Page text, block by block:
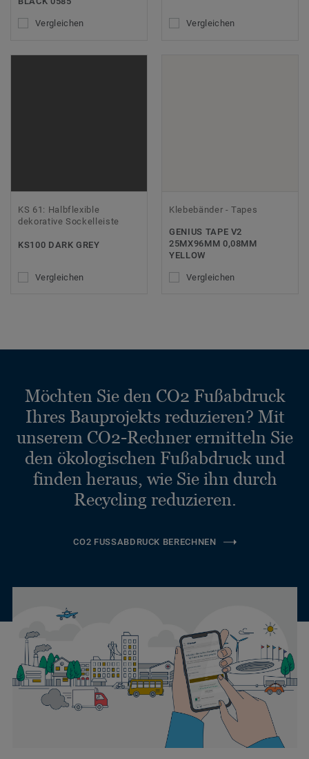
Vergleichen Vergleichen
KS 61: Halbflexible
dekorative Sockelleiste
KS100 DARK GREY
Vergleichen
Klebebänder - Tapes
GENIUS TAPE V2
25MX96MM 0,08MM
YELLOW
Vergleichen
Möchten Sie den CO2 Fußabdruck
Ihres Bauprojekts reduzieren? Mit
unserem CO2-Rechner ermitteln Sie
den ökologischen Fußabdruck und
finden heraus, wie Sie ihn durch
Recycling reduzieren.
CO2 FUSSABDRUCK BERECHNEN